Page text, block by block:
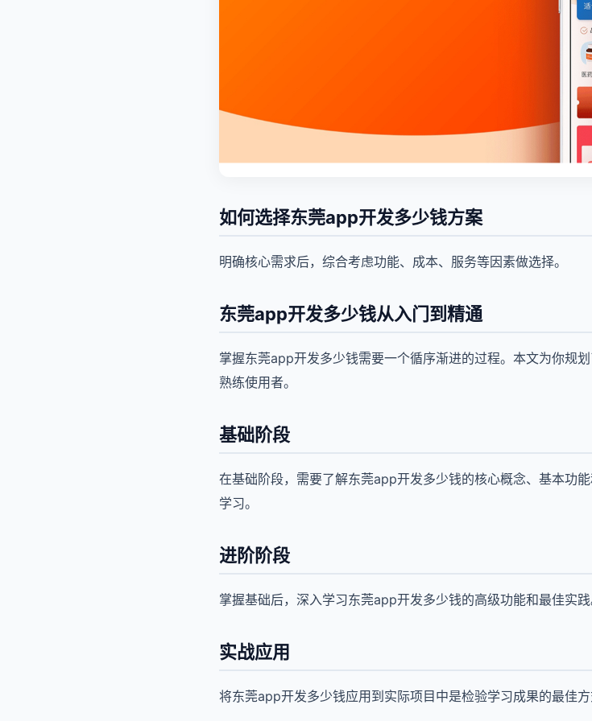
如何选择东莞app开发多少钱方案
明确核心需求后，综合考虑功能、成本、服务等因素做选择。
东莞app开发多少钱从入门到精通
掌握东莞app开发多少钱需要一个循序渐进的过程。本文为你规
熟练使用者。
基础阶段
在基础阶段，需要了解东莞app开发多少钱的核心概念、基本功
学习。
进阶阶段
掌握基础后，深入学习东莞app开发多少钱的高级功能和最佳实
实战应用
将东莞app开发多少钱应用到实际项目中是检验学习成果的最佳